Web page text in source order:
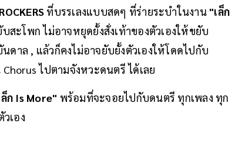
ที่บรรเลงแบบสดๆ ที่ร่ายระบำในงาน "เล็ก
สะโพก ไม่อาจหยุดยั้งสั่งเท้าของตัวเองให้ขยับ
าล , แล้วก็คงไม่อาจยับยั้งตัวเองให้โดดไปกับ
ไปตามจังหวะดนตรี ได้เลย
ก Is More" พร้อมที่จะจอยไปกับดนตรี ทุกเพลง ทุก
เอง